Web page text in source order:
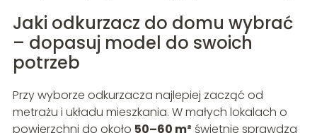
Jaki odkurzacz do domu wybrać
– dopasuj model do swoich
potrzeb
Przy wyborze odkurzacza najlepiej zacząć od
metrażu i układu mieszkania. W małych lokalach o
powierzchni do około 50–60 m² świetnie sprawdza